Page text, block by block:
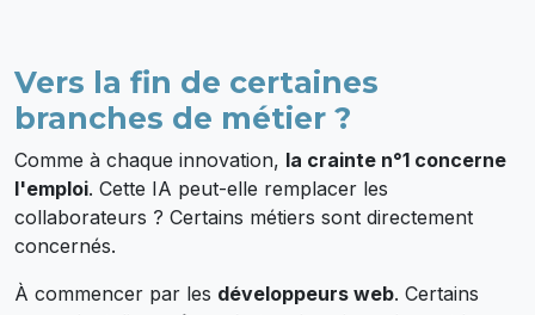
Vers la fin de certaines
branches de métier ?
Comme à chaque innovation, la crainte n°1 concerne
l'emploi. Cette IA peut-elle remplacer les
collaborateurs ? Certains métiers sont directement
concernés.
À commencer par les développeurs web. Certains